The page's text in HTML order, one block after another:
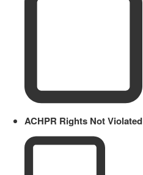
ACHPR Rights Not Violated